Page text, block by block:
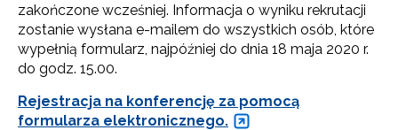
zakończone wcześniej. Informacja o wyniku rekrutacji
zostanie wysłana e-mailem do wszystkich osób, które
wypełnią formularz, najpóźniej do dnia 18 maja 2020 r.
do godz. 15.00.
Rejestracja na konferencję za pomocą
formularza elektronicznego.